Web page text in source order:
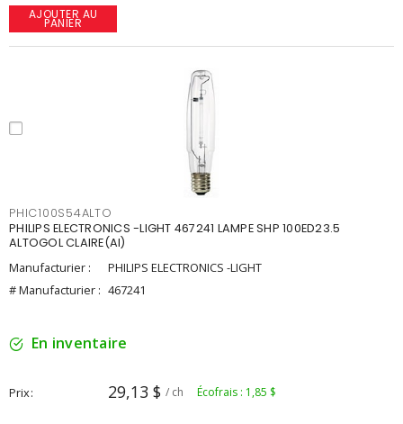
AJOUTER AU
PANIER
PHIC100S54ALTO
PHILIPS ELECTRONICS -LIGHT 467241 LAMPE SHP 100ED23.5
ALTOGOL CLAIRE(AI)
Manufacturier :
PHILIPS ELECTRONICS -LIGHT
# Manufacturier : 467241
En inventaire
Prix 29,13 $ / ch Écofrais : 1,85 $